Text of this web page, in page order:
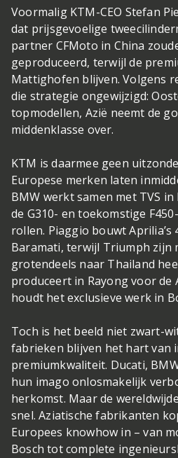
Voormalig KTM-CEO Stefan
dat prijsgevoelige
partner CFMoto in China
geproduceerd, terwijl de
Mattighofen blijven. Volgens
die strategie ongewijzigd:
topmodellen, Azië neemt de
middenklasse over.
KTM is daarmee geen
Europese merken laten
BMW werkt samen met TVS
de G310- en toekomstige
rollen. Piaggio bouwt Aprilia’s
Baramati, terwijl Triumph zijn
grotendeels naar Thailand
produceert in Rayong voor de
houdt het exclusieve werk in
Toch is het beeld niet zwart-
fabrieken blijven het hart van
premiumkwaliteit. Ducati,
hun imago onlosmakelijk
herkomst. Maar de
snel. Aziatische fabrikanten
Europees knowhow in – van
Bosch tot complete